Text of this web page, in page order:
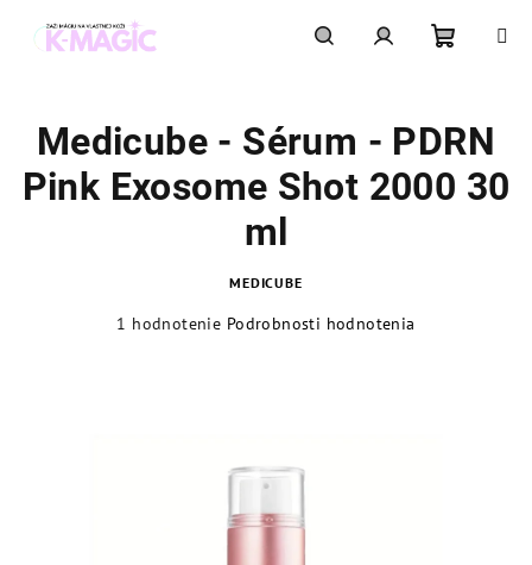
košík
Medicube - Sérum - PDRN
Pink Exosome Shot 2000 30
ml
MEDICUBE
1 hodnotenie Podrobnosti hodnotenia